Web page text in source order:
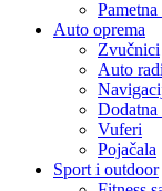
Pametna
Auto oprema
Zvučnici
Auto
Dodatna
Vuferi
Pojačala
Sport i outdoor